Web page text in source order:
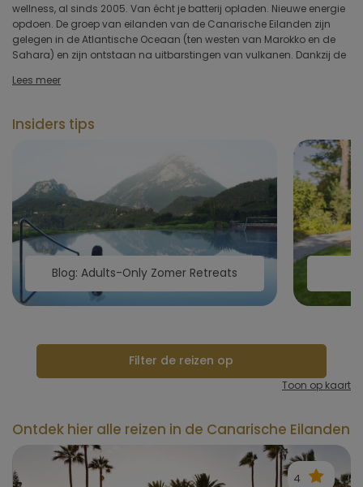
wellness, al sinds 2005. Van écht je batterij opladen. Nieuwe energie
opdoen. De groep van eilanden van de Canarische Eilanden zijn
gelegen in de Atlantische Oceaan (ten westen van Marokko en de
Sahara) en zijn ontstaan na uitbarstingen van vulkanen. Dankzij de
passaatwind vanuit de Sahara zorgt het hele jaar voor een warm
klimaat. Hoewel ze vlak bij elkaar liggen, is elk eiland anders qua
flora en sfeer. Tenerife en Gran Canaria zijn echte zon, zee en strand-
bestemmingen. Fuerteventura en Lanzarote, kleiner en minder druk,
Lees meer
Insiders tips
Blog: Adults-Only Zomer Retreats
Filter de reizen op
Type hotel
Hotelfaciliteiten
Restaurant & keuken
Toepassen
Toon op kaart
Ontdek hier alle reizen in de Canarische Eilanden
4